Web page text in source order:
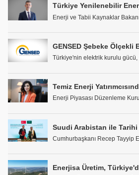
Enerji ve Tabii Kaynaklar
Türkiye'nin elektrik kurulu gücü,
Cumhurbaşkanı Recep Tayyip